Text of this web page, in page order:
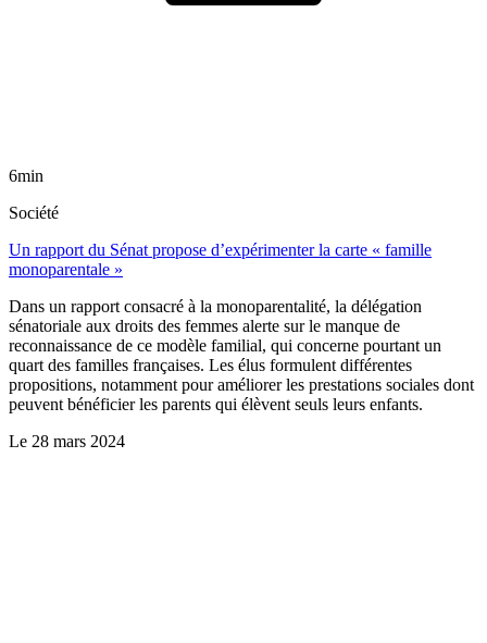
6min
Société
Un rapport du Sénat propose d’expérimenter la carte « famille
monoparentale »
Dans un rapport consacré à la monoparentalité, la délégation
sénatoriale aux droits des femmes alerte sur le manque de
reconnaissance de ce modèle familial, qui concerne pourtant un
quart des familles françaises. Les élus formulent différentes
propositions, notamment pour améliorer les prestations sociales dont
peuvent bénéficier les parents qui élèvent seuls leurs enfants.
Le 28 mars 2024